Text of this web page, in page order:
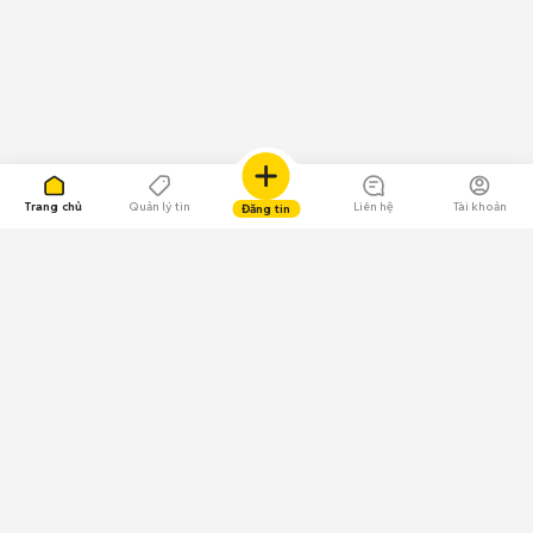
Trang chủ Quản lý tin Đăng tin Liên hệ Tài khoản